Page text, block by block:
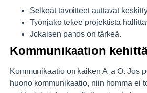
Selkeät tavoitteet auttavat
Työnjako tekee projektista
Jokaisen panos on tärkeä.
Kommunikaation
Kommunikaatio on kaiken A ja O. Jos
huono kommunikaatio, niin homma ei